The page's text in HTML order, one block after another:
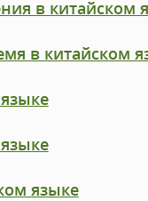
в китайском
в китайском
языке